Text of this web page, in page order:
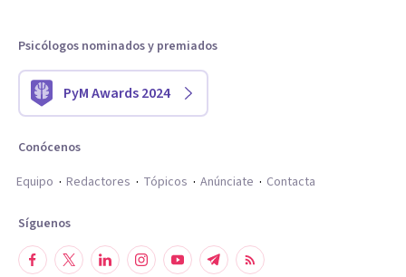
Psicólogos nominados y premiados
PyM Awards 2024
Conócenos
Equipo
Redactores Tópicos Anúnciate Contacta
Síguenos